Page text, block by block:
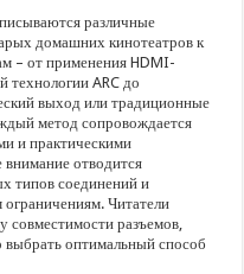
различные
домашних кинотеатров к
– от применения HDMI-
технологии ARC до
выход или традиционные
метод сопровождается
и практическими
отводится
типов соединений и
Читатели
совместимости разъемов,
оптимальный способ